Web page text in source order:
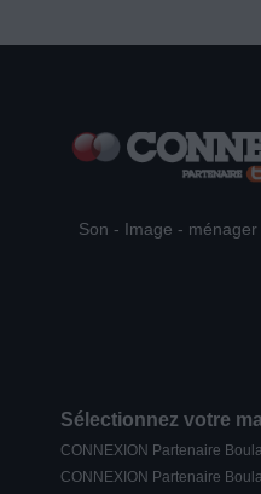
Son - Image -
Sélectionnez votre
CONNEXION Partenaire
CONNEXION Partenaire